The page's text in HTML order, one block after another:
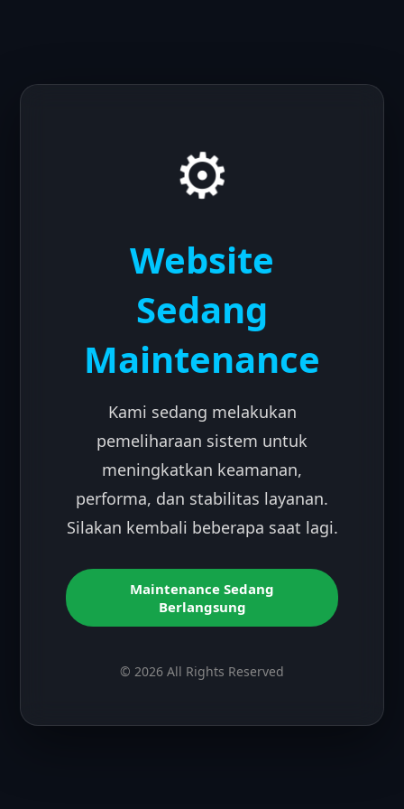
⚙️
Website
Sedang
Maintenance
Kami sedang melakukan
pemeliharaan sistem untuk
meningkatkan keamanan,
performa, dan stabilitas layanan.
Silakan kembali beberapa saat lagi.
Maintenance Sedang
Berlangsung
© 2026 All Rights Reserved